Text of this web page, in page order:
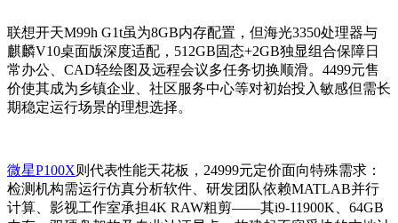
联想开天M99h G1t虽为8GB内存配置，但海光3350处理器与
麒麟V10桌面版深度适配，512GB固态+2GB独显组合保障日
常办公、CAD轻绘图及远程会议多任务切换顺滑。4499元售
价使其成为乡镇企业、社区服务中心等对初始投入敏感但需长
期稳定运行场景的理想选择。
微星P100X则代表性能天花板，24999元定价面向特殊需求：
检测机构需运行仿真分析软件、研发团队依赖MATLAB并行
计算、影视工作室承担4K RAW粗剪——其i9-11900K、64GB